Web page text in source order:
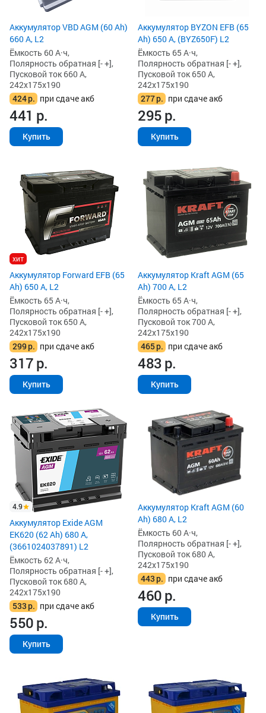
Аккумулятор VBD AGM (60 Ah)
660 А, L2
Ёмкость 60 А·ч,
Полярность обратная [- +],
Пусковой ток 660 А,
242x175x190
424р. при сдаче акб
441 р.
Купить
Аккумулятор BYZON EFB (65
Ah) 650 А, (BYZ650F) L2
Ёмкость 65 А·ч,
Полярность обратная [- +],
Пусковой ток 650 А,
242x175x190
277р. при сдаче акб
295р.
Купить
хит
Аккумулятор Forward EFB (65
Ah) 650 А, L2
Ёмкость 65 А·ч,
Полярность обратная [- +],
Пусковой ток 650 А,
242x175x190
299р. при сдаче акб
317р.
Купить
Аккумулятор Kraft AGM (65
Ah) 700 А, L2
Ёмкость 65 А·ч,
Полярность обратная [- +],
Пусковой ток 700 А,
242x175x190
465р. при сдаче акб
483р.
Купить
4.9
Аккумулятор Exide AGM
EK620 (62 Ah) 680 А,
(3661024037891) L2
Ёмкость 62 А·ч,
Полярность обратная [- +],
Пусковой ток 680 А,
242x175x190
533р. при сдаче акб
550р.
Купить
Аккумулятор Kraft AGM (60
Ah) 680 А, L2
Ёмкость 60 А·ч,
Полярность обратная [- +],
Пусковой ток 680 А,
242x175x190
443р. при сдаче акб
460р.
Купить